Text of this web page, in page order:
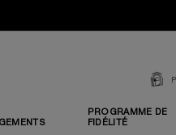
PROGRAMME DE
FIDÉLITÉ